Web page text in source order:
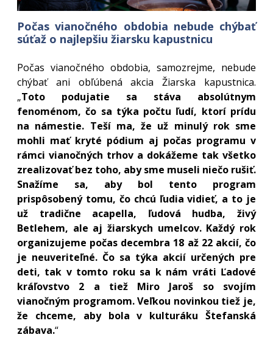
Počas vianočného obdobia nebude chýbať
súťaž o najlepšiu žiarsku kapustnicu
Počas vianočného obdobia, samozrejme, nebude
chýbať ani obľúbená akcia Žiarska kapustnica.
„Toto podujatie sa stáva absolútnym
fenoménom, čo sa týka počtu ľudí, ktorí prídu
na námestie. Teší ma, že už minulý rok sme
mohli mať kryté pódium aj počas programu v
rámci vianočných trhov a dokážeme tak všetko
zrealizovať bez toho, aby sme museli niečo rušiť.
Snažíme sa, aby bol tento program
prispôsobený tomu, čo chcú ľudia vidieť, a to je
už tradične acapella, ľudová hudba, živý
Betlehem, ale aj žiarskych umelcov. Každý rok
organizujeme počas decembra 18 až 22 akcií, čo
je neuveriteľné. Čo sa týka akcií určených pre
deti, tak v tomto roku sa k nám vráti Ľadové
kráľovstvo 2 a tiež Miro Jaroš so svojím
vianočným programom. Veľkou novinkou tiež je,
že chceme, aby bola v kulturáku Štefanská
zábava.“